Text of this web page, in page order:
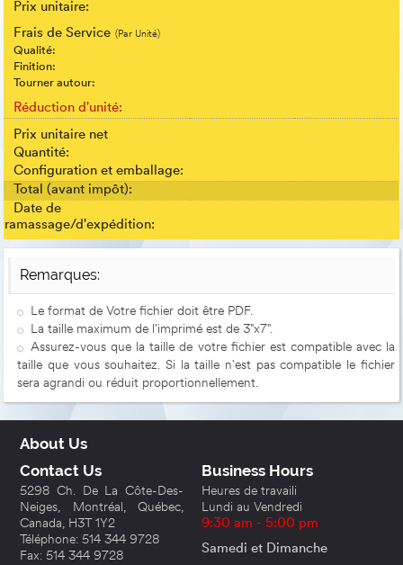
Prix unitaire:
Frais de Service (Par Unité)
Qualité:
Finition:
Tourner autour:
Réduction d'unité:
Prix unitaire net
Quantité:
Configuration et emballage:
Total (avant impôt):
Date de
ramassage/d'expédition:
Remarques:
Le format de Votre fichier doit être PDF.
La taille maximum de l'imprimé est de 3"x7".
Assurez-vous que la taille de votre fichier est compatible avec la
taille que vous souhaitez. Si la taille n'est pas compatible le fichier
sera agrandi ou réduit proportionnellement.
About Us
Contact Us
5298 Ch. De La Côte-Des-
Neiges, Montréal, Québec,
Canada, H3T 1Y2
Téléphone: 514 344 9728
Fax: 514 344 9728
Business Hours
Heures de travaili
Lundi au Vendredi
9:30 am - 5:00 pm
Samedi et Dimanche